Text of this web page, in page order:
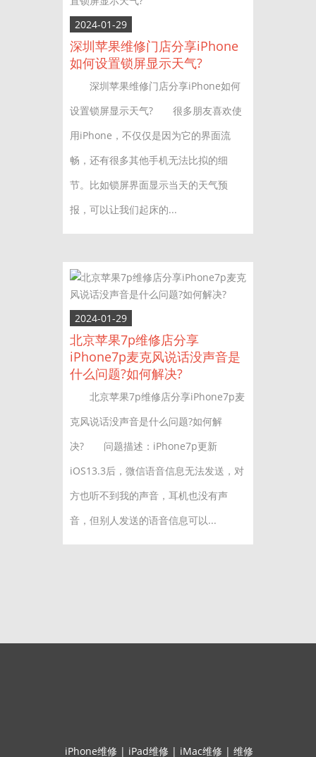
2024-01-29
深圳苹果维修门店分享iPhone
如何设置锁屏显示天气?
深圳苹果维修门店分享iPhone如何
设置锁屏显示天气? 很多朋友喜欢使
用iPhone，不仅仅是因为它的界面流
畅，还有很多其他手机无法比拟的细
节。比如锁屏界面显示当天的天气预
报，可以让我们起床的...
2024-01-29
北京苹果7p维修店分享
iPhone7p麦克风说话没声音是
什么问题?如何解决?
北京苹果7p维修店分享iPhone7p麦
克风说话没声音是什么问题?如何解
决? 问题描述：iPhone7p更新
iOS13.3后，微信语音信息无法发送，对
方也听不到我的声音，耳机也没有声
音，但别人发送的语音信息可以...
iPhone维修 | iPad维修 | iMac维修 | 维修